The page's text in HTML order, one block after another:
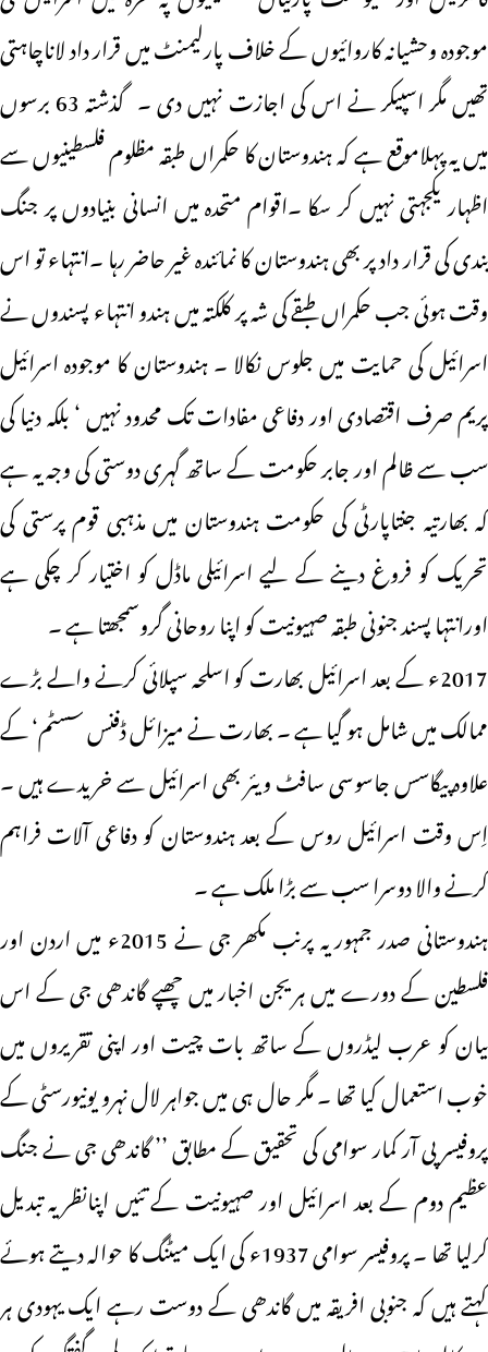
موجودہ وحشیانہ کاروائیوں کے خلاف پارلیمنٹ میں قرار داد لاناچاہتی
تھیں مگر اسپیکر نے اس کی اجازت نہیں دی ۔ گذشتہ 63 برسوں
میں یہ پہلاموقع ہے کہ ہندوستان کا حکمراں طبقہ مظلوم فلسطینیوں سے
اظہار یکجہتی نہیں کر سکا ۔اقوام متحدہ میں انسانی بنیادوں پر جنگ
بندی کی قرار داد پر بھی ہندوستان کا نمائندہ غیر حاضر رہا ۔انتہاء تو اس
وقت ہوئی جب حکمراں طبقے کی شہ پر کلکتہ میں ہندو انتہاء پسندوں نے
اسرائیل کی حمایت میں جلوس نکالا ۔ ہندوستان کا موجودہ اسرائیل
پریم صرف اقتصادی اور دفاعی مفادات تک محدود نہیں ‘ بلکہ دنیا کی
سب سے ظالم اور جابر حکومت کے ساتھ گہری دوستی کی وجہ یہ ہے
کہ بھارتیہ جنتاپارٹی کی حکومت ہندوستان میں مذہبی قوم پرستی کی
تحریک کو فروغ دینے کے لیے اسرائیلی ماڈل کو اختیار کر چکی ہے
اورانتہا پسند جنونی طبقہ صہیونیت کو اپنا روحانی گروسمجھتا ہے ۔
2017ء کے بعد اسرائیل بھارت کو اسلحہ سپلائی کرنے والے بڑے
ممالک میں شامل ہو گیا ہے ۔ بھارت نے میزائل ڈفنس سسٹم‘ کے
علاوہ پیگاسس جاسوسی سافٹ ویئر بھی اسرائیل سے خریدے ہیں ۔
اِس وقت اسرائیل روس کے بعد ہندوستان کو دفاعی آلات فراہم
کرنے والا دوسرا سب سے بڑا ملک ہے ۔
ہندوستانی صدر جمہوریہ پرنب مکھر جی نے 2015ء میں اردن اور
فلسطین کے دورے میں ہریجن اخبار میں چھپے گاندھی جی کے اس
بیان کو عرب لیڈروں کے ساتھ بات چیت اور اپنی تقریروں میں
خوب استعمال کیا تھا ۔ مگر حال ہی میں جواہر لال نہرو یونیورسٹی کے
پروفیسر پی آر کمار سوامی کی تحقیق کے مطابق ’’ گاندھی جی نے جنگ
عظیم دوم کے بعد اسرائیل اور صہیونیت کے تئیں اپنانظریہ تبدیل
کرلیا تھا ۔ پروفیسر سوامی 1937ء کی ایک میٹنگ کا حوالہ دیتے ہوئے
کہتے ہیں کہ جنوبی افریقہ میں گاندھی کے دوست رہے ایک یہودی ہر